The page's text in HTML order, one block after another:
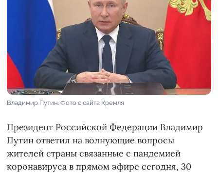
Владимир Путин. Фото с сайта Кремля
Президент Российской Федерации Владимир
Путин ответил на волнующие вопросы
жителей страны связанные с пандемией
коронавируса в прямом эфире сегодня, 30